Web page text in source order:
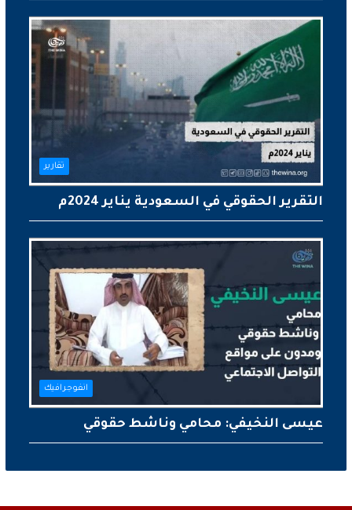
تقارير
التقرير الحقوقي في السعودية يناير 2024م
انفوجرافيك
عيسى النخيفي: محامي وناشط حقوقي